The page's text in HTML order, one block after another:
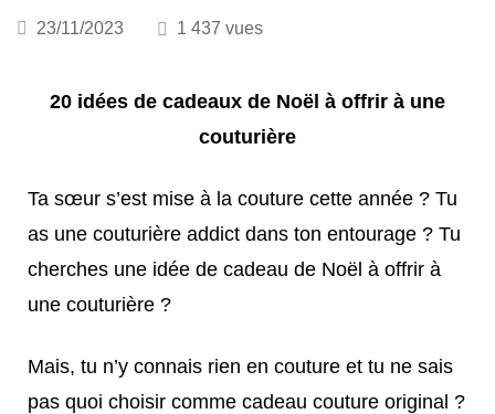
23/11/2023 1 437 vues
20 idées de cadeaux de Noël à offrir à une
couturière
Ta sœur s’est mise à la couture cette année ? Tu
as une couturière addict dans ton entourage ? Tu
cherches une idée de cadeau de Noël à offrir à
une couturière ?
Mais, tu n’y connais rien en couture et tu ne sais
pas quoi choisir comme cadeau couture original ?